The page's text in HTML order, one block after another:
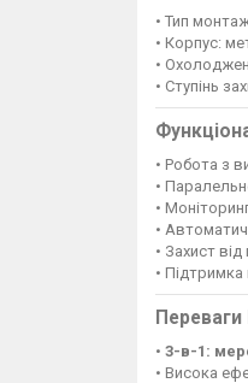
• Тип
• Корпус:
•
• Ступінь
• Робота з
•
•
•
• Захист
•
Переваги
• 3-в-1:
• Висока